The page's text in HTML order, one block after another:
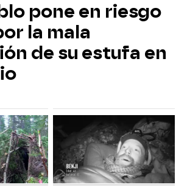
pone en riesgo
la mala
de su estufa en